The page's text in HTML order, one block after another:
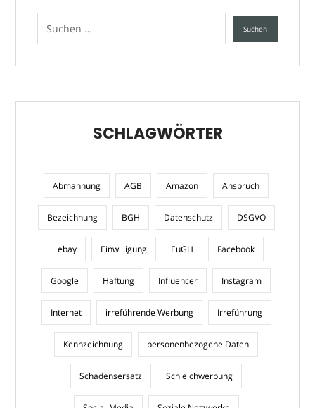
SCHLAGWÖRTER
Abmahnung AGB Amazon Anspruch
Bezeichnung BGH Datenschutz DSGVO
ebay Einwilligung EuGH Facebook
Google Haftung Influencer Instagram
Internet irreführende Werbung Irreführung
Kennzeichnung personenbezogene Daten
Schadensersatz Schleichwerbung